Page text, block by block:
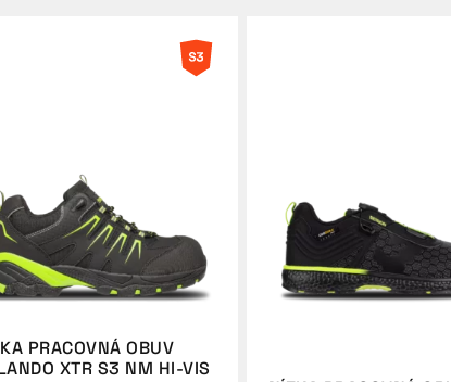
PRACOVNÁ OBUV
XTR S3 NM HI-VIS